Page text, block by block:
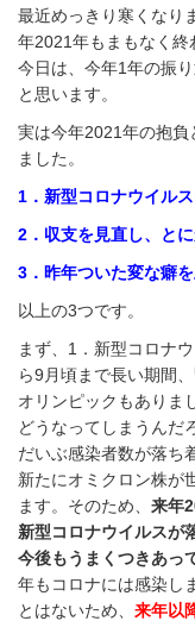
最近めっきり寒くなり
年2021年もまもなく
今日は、今年1年の振
と思います。
実は今年2021年の抱
ました。
1．新型コロナウイル
2．収支を見直し、と
3．昨年ついた変な癖
以上の3つです。
まず、1．新型コロナ
ら9月頃まで長い期間
オリンピックもありま
どうなってしまうんだ
だいぶ感染者数が落ち
新たにオミクロン株が
ます。そのため、 来年
新型コロナウイルスが
今後もうまくつきあっ
年もコロナには感染し
とはないため、 来年以